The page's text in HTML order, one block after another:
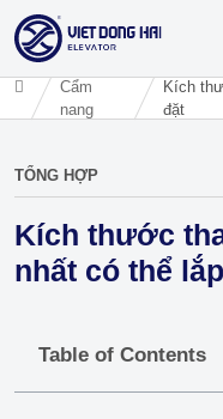
Cẩm
nang
Kích
đặt
TỔNG HỢP
Kích thước
nhất có thể
Table of Contents